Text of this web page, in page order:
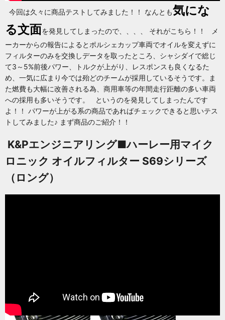
今回は久々に商品テストしてみました！！ なんとも気にな
る文面を発見してしまったので、、、、 それがこちら！！ メ
ーカーからの報告によるとポルシェカップ車両でオイルを変えずに
フィルターのみを交換しデータを取ったところ、シャシダイで総じ
て3～5%前後パワー、トルクが上がり、レスポンスも良くなるた
め、一気に広まり今では殆どのチームが採用しているそうです。ま
た燃費も大幅に改善される為、商用車等の年間走行距離の多い車両
への採用も多いそうです。 というのを発見してしまったんです
よ！！ パワーが上がる系の商品であればチェックできると思いテス
トしてみました♪ まず商品のご紹介！！
K&Pエンジニアリング■ハーレー用マイク
ロニック オイルフィルター S69シリーズ
（ロング）